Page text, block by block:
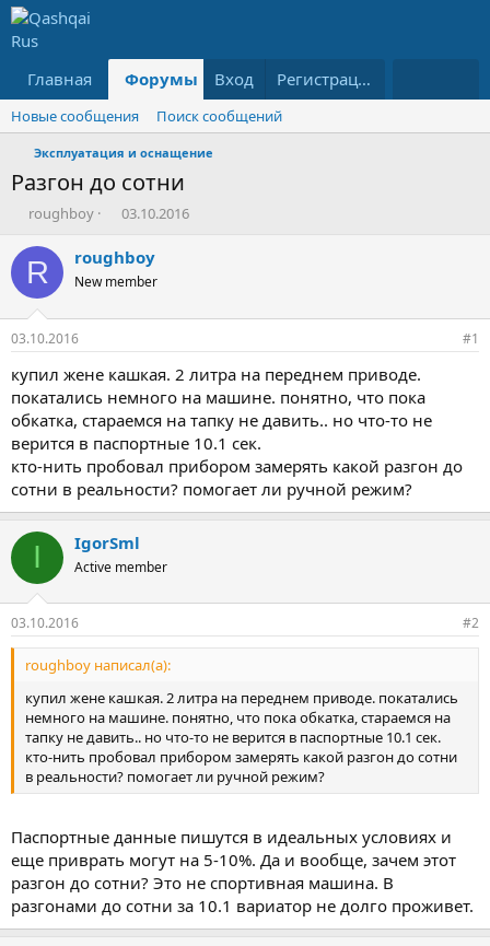
Главная Форумы Что нового?
Вход Регистрация
Новые сообщения Поиск сообщений
Эксплуатация и оснащение
Разгон до сотни
А
т
о
т
е
м
ы
roughboy
Д
т
н
а
л
03.10.2016
R roughboy
New member
03.10.2016 #1
купил жене кашкая. 2 литра на переднем приводе.
покатались немного на машине. понятно, что пока
обкатка, стараемся на тапку не давить.. но что-то не
верится в паспортные 10.1 сек.
кто-нить пробовал прибором замерять какой разгон до
сотни в реальности? помогает ли ручной режим?
I IgorSml
Active member
03.10.2016 #2
roughboy написал(а):
купил жене кашкая. 2 литра на переднем приводе. покатались
немного на машине. понятно, что пока обкатка, стараемся на
тапку не давить.. но что-то не верится в паспортные 10.1 сек.
кто-нить пробовал прибором замерять какой разгон до сотни
в реальности? помогает ли ручной режим?
Паспортные данные пишутся в идеальных условиях и
еще приврать могут на 5-10%. Да и вообще, зачем этот
разгон до сотни? Это не спортивная машина. В
разгонами до сотни за 10.1 вариатор не долго проживет.